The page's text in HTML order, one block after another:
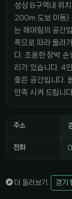
성상 B구역내 위
200m 도보 이동)
는 해여림의 공간
쪽으로 따라 올라
다. 조용한 장박
리가 있습니다. 4
좋은 공간입니다.
만족 시켜 드립니
주소
전화
더 둘러보기: 경기